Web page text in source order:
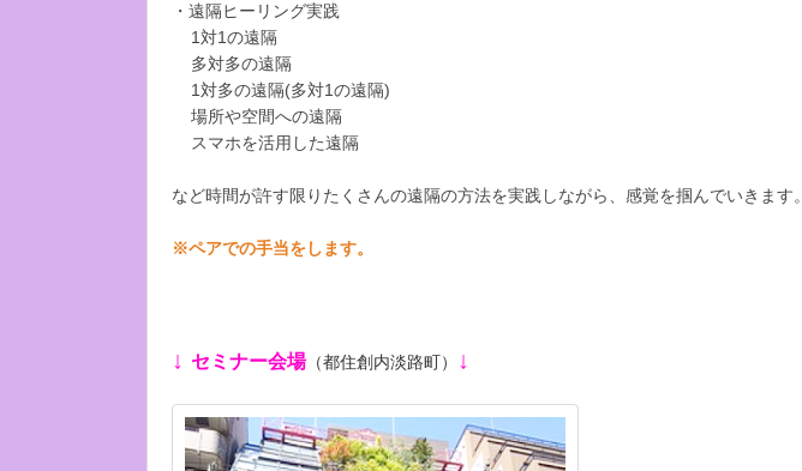
・遠隔ヒーリング実践
1対1の遠隔
多対多の遠隔
1対多の遠隔(多対1の遠隔)
場所や空間への遠隔
スマホを活用した遠隔
など時間が許す限りたくさんの遠隔の方法を実践しながら、感覚を掴んでいきます。
※ペアでの手当をします。
↓ セミナー会場（都住創内淡路町） ↓